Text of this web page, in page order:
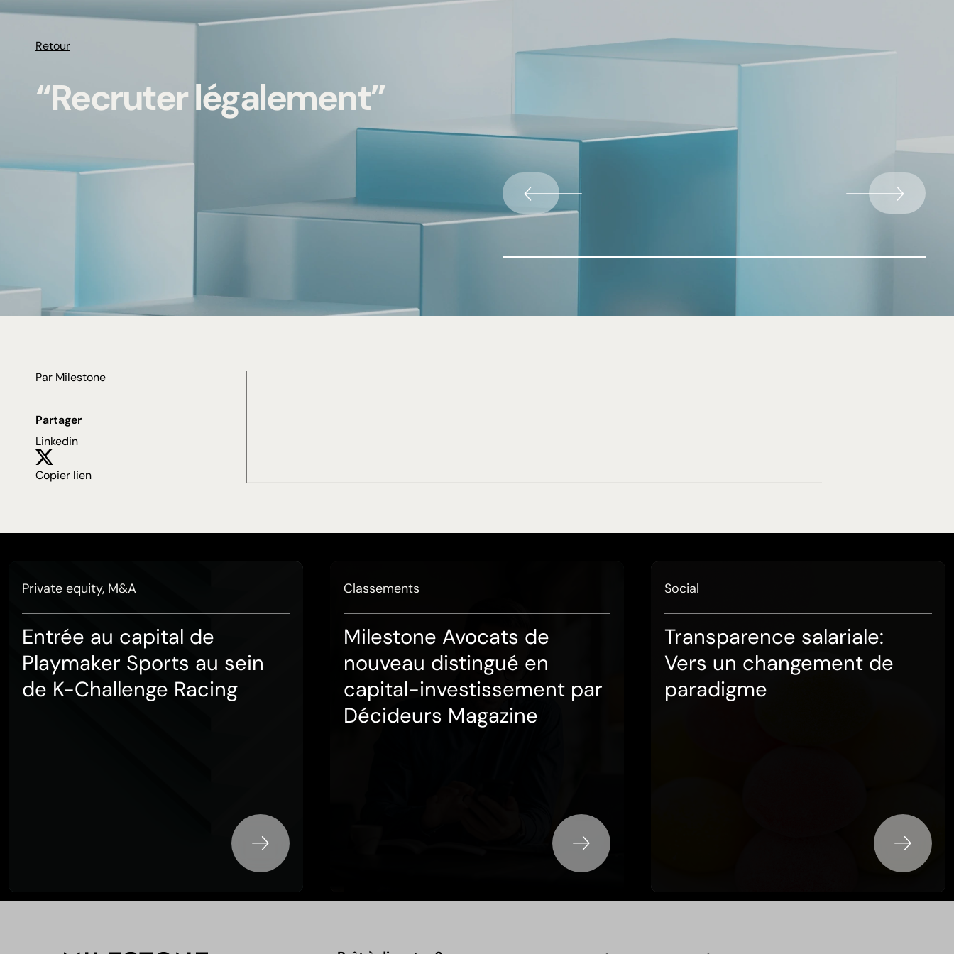
Retour
“Recruter légalement”
Par Milestone
Partager
Linkedin
Copier lien
Private equity, M&A
Entrée au capital de
Playmaker Sports au sein
de K-Challenge Racing
Classements
Milestone Avocats de
nouveau distingué en
capital-investissement par
Décideurs Magazine
Social
Transparence salariale:
Vers un changement de
paradigme